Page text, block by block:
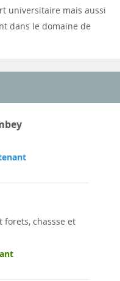
universitaire mais aussi
dans le domaine de
forets, chassse et